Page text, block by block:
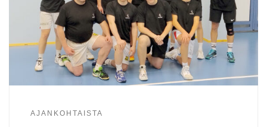
AJANKOHTAISTA